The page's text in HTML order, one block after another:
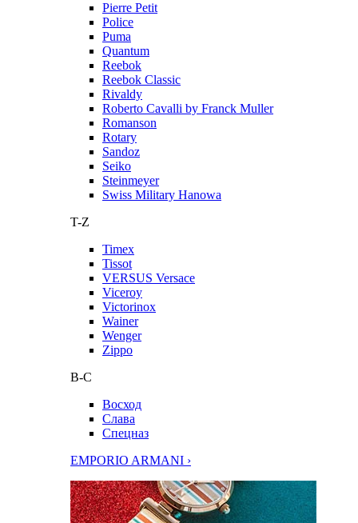
Pierre Petit
Police
Puma
Quantum
Reebok
Reebok Classic
Rivaldy
Roberto Cavalli by Franck Muller
Romanson
Rotary
Sandoz
Seiko
Steinmeyer
Swiss Military Hanowa
T-Z
Timex
Tissot
VERSUS Versace
Viceroy
Victorinox
Wainer
Wenger
Zippo
В-С
Восход
Слава
Спецназ
EMPORIO ARMANI ›